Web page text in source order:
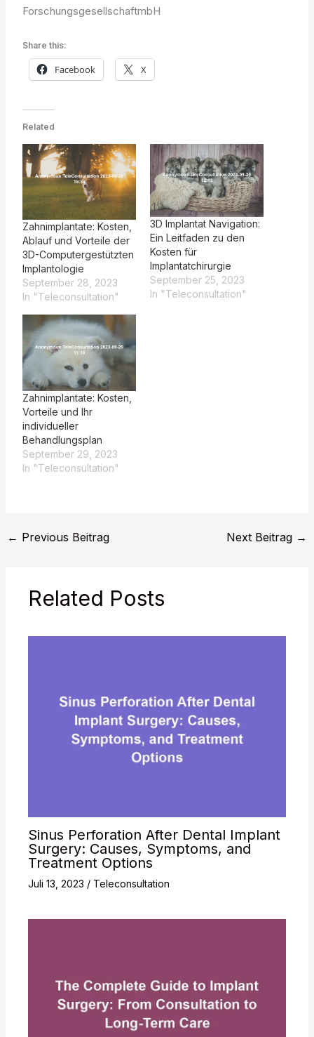
ForschungsgesellschaftmbH
Share this:
Facebook X
Related
Zahnimplantate: Kosten,
Ablauf und Vorteile der
3D-Computergestützten
Implantologie
September 28, 2023
In "Teleconsultation"
3D Implantat Navigation:
Ein Leitfaden zu den
Kosten für
Implantatchirurgie
September 25, 2023
In "Teleconsultation"
Zahnimplantate: Kosten,
Vorteile und Ihr
individueller
Behandlungsplan
September 29, 2023
In "Teleconsultation"
← Previous Beitrag Next Beitrag →
Related Posts
Sinus Perforation After Dental Implant
Surgery: Causes, Symptoms, and
Treatment Options
Juli 13, 2023 / Teleconsultation